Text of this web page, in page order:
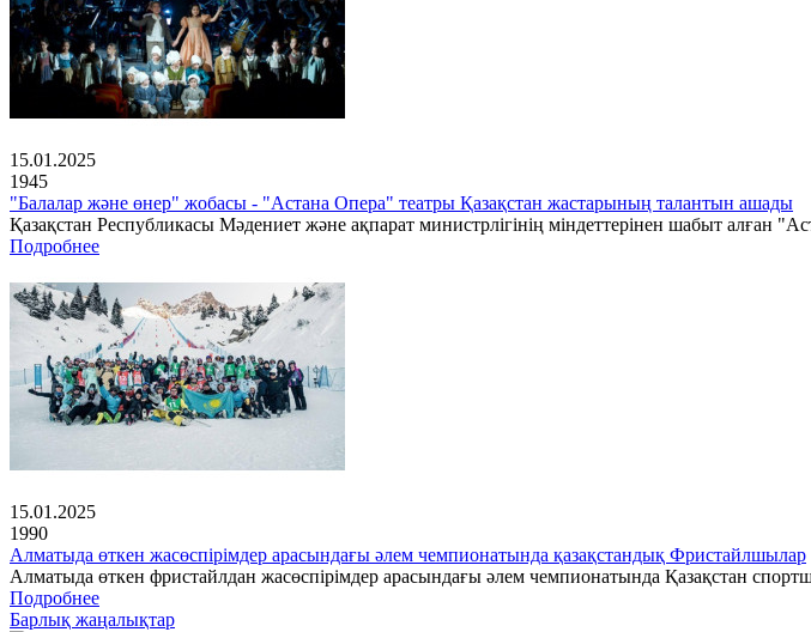
15.01.2025
1945
"Балалар және өнер" жобасы - "Астана Опера" театры Қазақстан жастарының талантын ашады
Қазақстан Республикасы Мәдениет және ақпарат министрлігінің міндеттерінен шабыт алған
Подробнее
15.01.2025
1990
Алматыда өткен жасөспірімдер арасындағы әлем чемпионатында қазақстандық Фристайлшылар
Алматыда өткен фристайлдан жасөспірімдер арасындағы әлем чемпионатында Қазақстан
Подробнее
Барлық жаңалықтар